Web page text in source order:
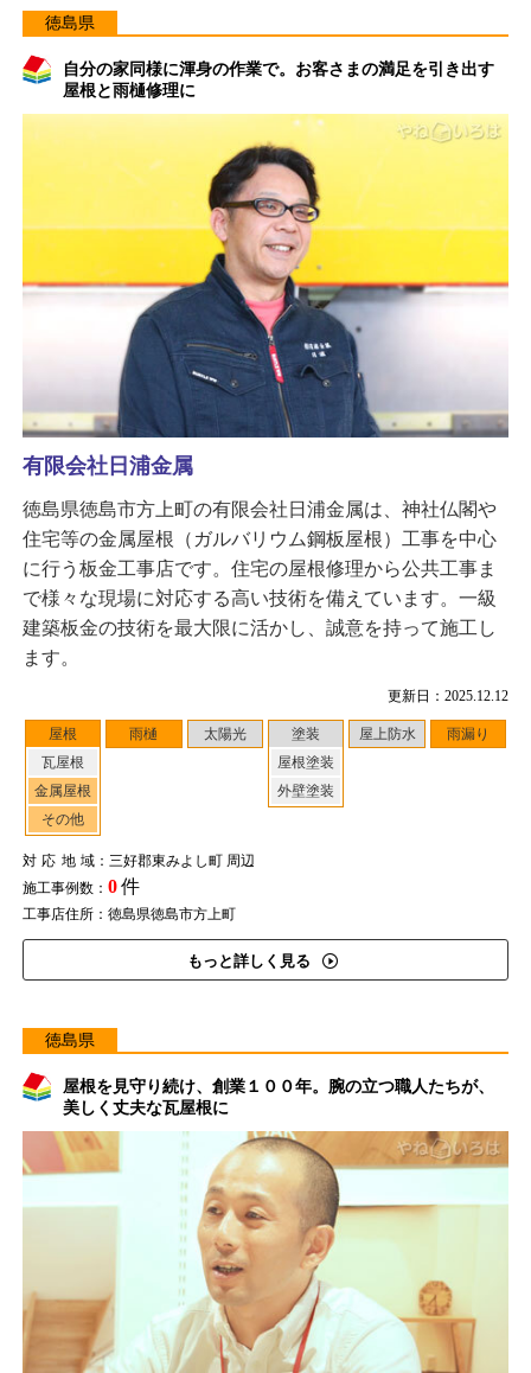
徳島県
自分の家同様に渾身の作業で。お客さまの満足を引き出す
屋根と雨樋修理に
更新日：2025.12.12
屋根
瓦屋根
金属屋根
その他
雨樋 太陽光
塗装
屋根塗装
外壁塗装
屋上防水 雨漏り
対応地域：三好郡東みよし町 周辺
施工事例数： 0件
工事店住所：徳島県徳島市方上町
もっと詳しく見る
有限会社日浦金属
徳島県徳島市方上町の有限会社日浦金属は、神社仏閣や
住宅等の金属屋根（ガルバリウム鋼板屋根）工事を中心
に行う板金工事店です。住宅の屋根修理から公共工事ま
で様々な現場に対応する高い技術を備えています。一級
建築板金の技術を最大限に活かし、誠意を持って施工し
ます。
徳島県
屋根を見守り続け、創業１００年。腕の立つ職人たちが、
美しく丈夫な瓦屋根に